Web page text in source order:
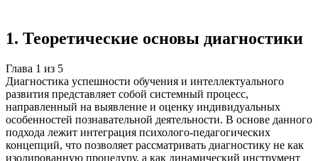
1. Теоретические основы диагностики
Глава 1 из 5
Диагностика успешности обучения и интеллектуального
развития представляет собой системный процесс,
направленный на выявление и оценку индивидуальных
особенностей познавательной деятельности. В основе данного
подхода лежит интеграция психолого-педагогических
концепций, что позволяет рассматривать диагностику не как
изолированную процедуру, а как динамический инструмент